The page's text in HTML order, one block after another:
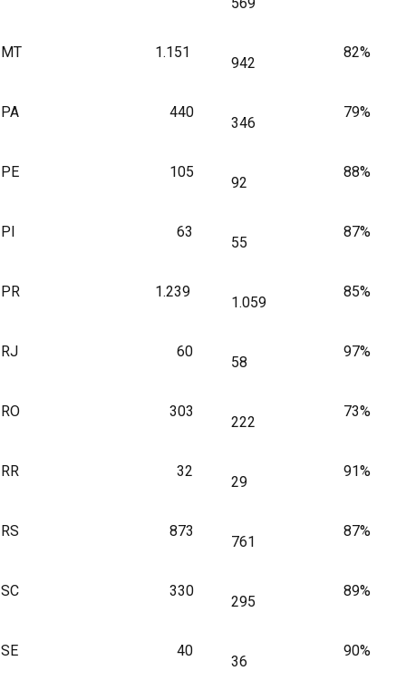
MT 1.151
942
82%
PA 440
346
79%
PE 105
92
88%
PI 63
55
87%
PR 1.239
1.059
85%
RJ 60
58
97%
RO 303
222
73%
RR 32
29
91%
RS 873
761
87%
SC 330
295
89%
SE 40
36
90%